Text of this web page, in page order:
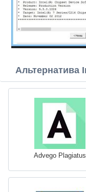
Альтернатива
Advego Plagiatus